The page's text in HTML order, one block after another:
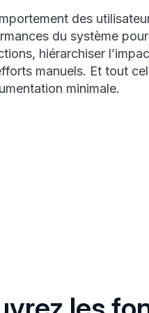
des
du système pour
hiérarchiser
manuels. Et tout
minimale.